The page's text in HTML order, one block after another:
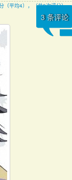
（平均4），（共9次评分）
3条评论